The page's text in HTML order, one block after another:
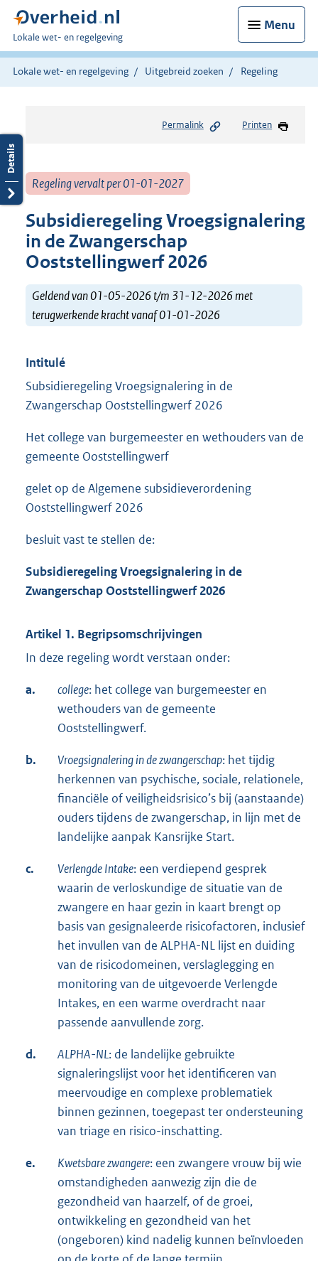
Menu
U
bent
hier:
Lokale wet- en regelgeving
Lokale wet- en regelgeving Uitgebreid zoeken Regeling
Permalink Printen
Regeling vervalt per 01-01-2027
Subsidieregeling Vroegsignalering
in de Zwangerschap
Ooststellingwerf 2026
Geldend van 01-05-2026 t/m 31-12-2026 met
terugwerkende kracht vanaf 01-01-2026
Intitulé
Subsidieregeling Vroegsignalering in de
Zwangerschap Ooststellingwerf 2026
Het college van burgemeester en wethouders van de
gemeente Ooststellingwerf
gelet op de Algemene subsidieverordening
Ooststellingwerf 2026
besluit vast te stellen de:
Subsidieregeling Vroegsignalering in de
Zwangerschap Ooststellingwerf 2026
Artikel 1. Begripsomschrijvingen
In deze regeling wordt verstaan onder:
a. college: het college van burgemeester en
wethouders van de gemeente
Ooststellingwerf.
b. Vroegsignalering in de zwangerschap: het tijdig
herkennen van psychische, sociale, relationele,
financiële of veiligheidsrisico’s bij (aanstaande)
ouders tijdens de zwangerschap, in lijn met de
landelijke aanpak Kansrijke Start.
c. Verlengde Intake: een verdiepend gesprek
waarin de verloskundige de situatie van de
zwangere en haar gezin in kaart brengt op
basis van gesignaleerde risicofactoren, inclusief
het invullen van de ALPHA-NL lijst en duiding
van de risicodomeinen, verslaglegging en
monitoring van de uitgevoerde Verlengde
Intakes, en een warme overdracht naar
passende aanvullende zorg.
d. ALPHA-NL: de landelijke gebruikte
signaleringslijst voor het identificeren van
meervoudige en complexe problematiek
binnen gezinnen, toegepast ter ondersteuning
van triage en risico-inschatting.
e. Kwetsbare zwangere: een zwangere vrouw bij wie
omstandigheden aanwezig zijn die de
gezondheid van haarzelf, of de groei,
ontwikkeling en gezondheid van het
(ongeboren) kind nadelig kunnen beïnvloeden